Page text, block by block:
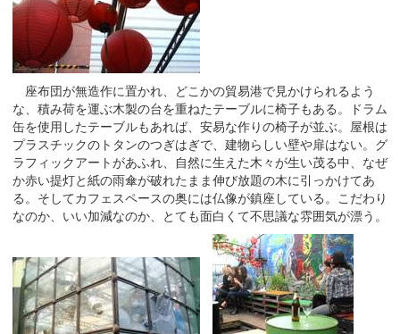
座布団が無造作に置かれ、どこかの貿易港で見かけられるよう
な、積み荷を運ぶ木製の台を重ねたテーブルに椅子もある。ドラム
缶を使用したテーブルもあれば、安易な作りの椅子が並ぶ。屋根は
プラスチックのトタンのつぎはぎで、建物らしい壁や扉はない。グ
ラフィックアートがあふれ、自然に生えた木々が生い茂る中、なぜ
か赤い提灯と紙の雨傘が破れたまま伸び放題の木に引っかけてあ
る。そしてカフェスペースの奥には仏像が鎮座している。こだわり
なのか、いい加減なのか、とても面白くて不思議な雰囲気が漂う。